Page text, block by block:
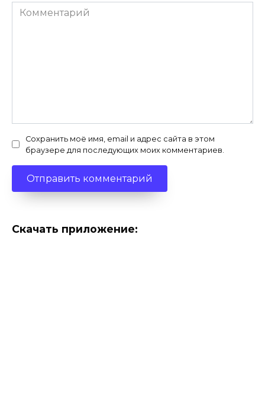
Комментарий
Сохранить моё имя, email и адрес сайта в этом
браузере для последующих моих комментариев.
Скачать приложение: